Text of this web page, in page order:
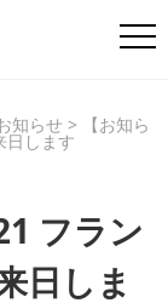
知らせ > 【お知ら
日します
フラン
日しま